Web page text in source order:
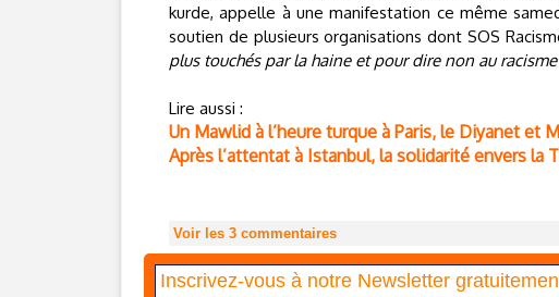
kurde, appelle à une manifestation ce même
soutien de plusieurs organisations dont SOS
plus touchés par la haine et pour dire non au racisme
Lire aussi :
Un Mawlid à l’heure turque à Paris, le Diyanet et
Après l’attentat à Istanbul, la solidarité envers la
Voir les 3 commentaires